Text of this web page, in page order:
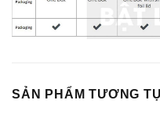
SẢN PHẨM TƯƠNG